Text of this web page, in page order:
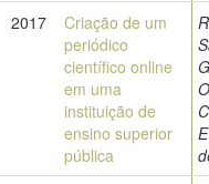
2017
Criação de um
periódico
científico online
em uma
instituição de
ensino superior
pública